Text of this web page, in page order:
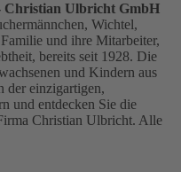
Ulbricht GmbH
Wichtel,
und ihre Mitarbeiter,
bereits seit 1928. Die
und Kindern aus
der einzigartigen,
und entdecken Sie die
Christian Ulbricht. Alle